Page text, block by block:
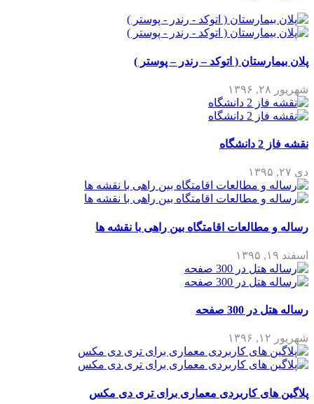
پلان بیمارستان ( اتوکد – رندر – پوستر )
شهریور ۲۸, ۱۳۹۶
نقشه فاز 2 دانشگاه
دی ۲۷, ۱۳۹۵
رساله و مطالعات اقامتگاه بین راهی با نقشه ها
اسفند ۱۹, ۱۳۹۵
رساله هتل در 300 صفحه
شهریور ۱۲, ۱۳۹۶
پلاگین های کاربردی معماری برای تری دی مکس